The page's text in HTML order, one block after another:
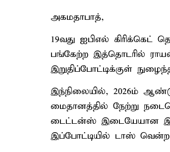
அகமதாபாத்,
19வது ஐபிஎல்
பங்கேற்ற இத்தொடரில்
இறுதிப்போட்டிக்குள்
இந்நிலையில், 2026ம்
மைதானத்தில் நேற்று
டைட்டன்ஸ் இடையேயான
இப்போட்டியில் டாஸ் வென்ற